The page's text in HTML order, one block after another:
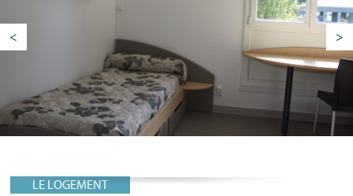
< >
LE LOGEMENT